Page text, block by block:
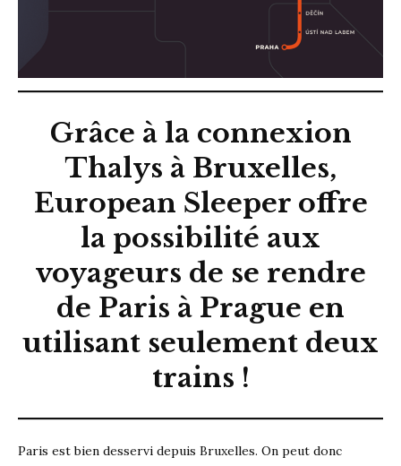
Grâce à la connexion
Thalys à Bruxelles,
European Sleeper offre
la possibilité aux
voyageurs de se rendre
de Paris à Prague en
utilisant seulement deux
trains !
Paris est bien desservi depuis Bruxelles. On peut donc